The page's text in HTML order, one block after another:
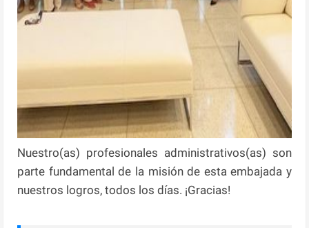
Nuestro(as) profesionales administrativos(as) son
parte fundamental de la misión de esta embajada y
nuestros logros, todos los días. ¡Gracias!